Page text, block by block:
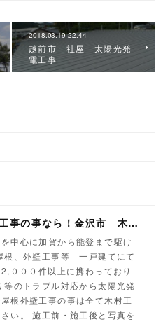
2018.03.19 22:44
越前市 社屋 太陽光発
電工事
屋根、外壁工事の事なら！金沢市 木村工業
中心に加賀から能登まで駆け
根、外壁工事等 一戸建てにて
０００件以上に携わっており
等のトラブル対応から太陽光発
根外壁工事の事は全て木村工
い。 施工前・施工後と写真を